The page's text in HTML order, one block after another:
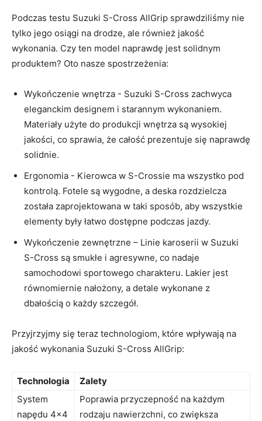
Podczas testu Suzuki S-Cross AllGrip sprawdziliśmy ⁤nie
tylko jego ⁤osiągi na drodze, ale również jakość
⁤wykonania. Czy ten model naprawdę jest solidnym
produktem? Oto nasze spostrzeżenia:
Wykończenie wnętrza -⁤ Suzuki‌ S-Cross zachwyca
eleganckim designem i starannym wykonaniem.
Materiały ​użyte do produkcji wnętrza są wysokiej
jakości, ⁢co sprawia, że całość prezentuje się ⁢naprawdę
solidnie.
Ergonomia -‍ Kierowca w S-Crossie ma wszystko pod
kontrolą.​ Fotele są wygodne, ⁤a deska rozdzielcza
została‍ zaprojektowana ‌w taki sposób, aby wszystkie
elementy‍ były łatwo dostępne podczas jazdy.
Wykończenie zewnętrzne – Linie karoserii w Suzuki
S-Cross są ‌smukłe i agresywne, co nadaje
samochodowi sportowego charakteru. Lakier jest
równomiernie nałożony, a detale wykonane z
dbałością o każdy ⁣szczegół.
Przyjrzyjmy się teraz technologiom, które wpływają na
‌jakość wykonania Suzuki S-Cross AllGrip:
Technologia
Zalety
System
napędu 4×4
Poprawia przyczepność na każdym
⁢rodzaju nawierzchni, co zwiększa